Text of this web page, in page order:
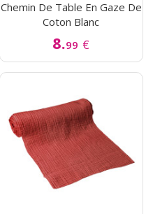
Chemin De Table En Gaze De
Coton Blanc
8.99 €